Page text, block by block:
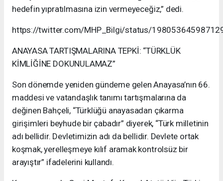
hedefin yıpratılmasına izin vermeyeceğiz,” dedi.
https://twitter.com/MHP_Bilgi/status/
ANAYASA TARTIŞMALARINA TEPKİ: “TÜRKLÜK
KİMLİĞİNE DOKUNULAMAZ”
Son dönemde yeniden gündeme gelen Anayasa’nın 66.
maddesi ve vatandaşlık tanımı tartışmalarına da
değinen Bahçeli, “Türklüğü anayasadan çıkarma
girişimleri beyhude bir çabadır” diyerek, “Türk milletinin
adı bellidir. Devletimizin adı da bellidir. Devlete ortak
koşmak, yerelleşmeye kılıf aramak kontrolsüz bir
arayıştır” ifadelerini kullandı.